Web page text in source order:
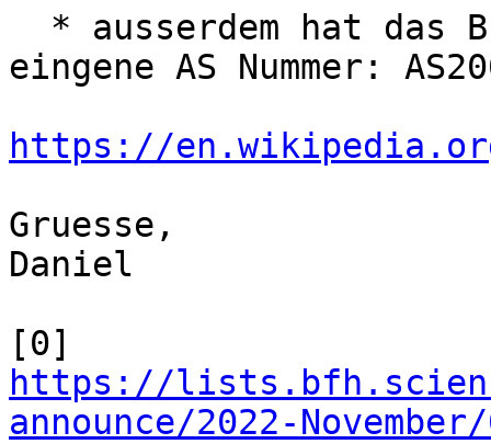
eingene AS Nummer:
https://
Gruesse,
Daniel
https://
announce/2022-